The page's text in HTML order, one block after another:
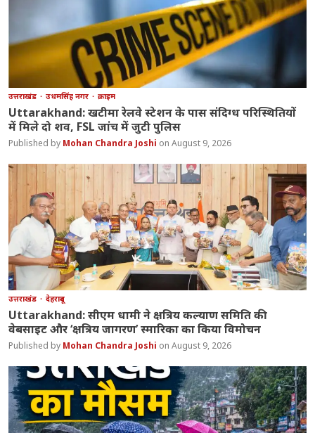
उत्तराखंड उधमसिंह नगर क्राइम
Uttarakhand: खटीमा रेलवे स्टेशन के पास संदिग्ध परिस्थितियों
में मिले दो शव, FSL जांच में जुटी पुलिस
Mohan Chandra Joshi August 9, 2026
उत्तराखंड देहरादून
Uttarakhand: सीएम धामी ने क्षत्रिय कल्याण समिति की
वेबसाइट और ‘क्षत्रिय जागरण’ स्मारिका का किया विमोचन
Mohan Chandra Joshi August 9, 2026